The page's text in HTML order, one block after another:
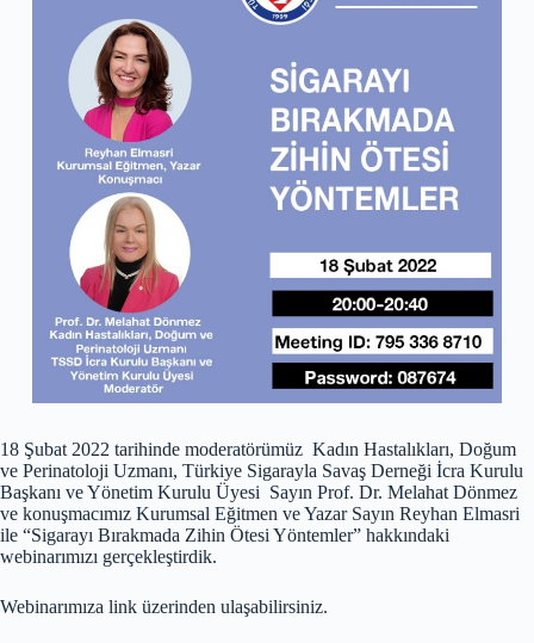
18 Şubat 2022 tarihinde moderatörümüz Kadın Hastalıkları, Doğum
ve Perinatoloji Uzmanı, Türkiye Sigarayla Savaş Derneği İcra Kurulu
Başkanı ve Yönetim Kurulu Üyesi Sayın Prof. Dr. Melahat Dönmez
ve konuşmacımız Kurumsal Eğitmen ve Yazar Sayın Reyhan Elmasri
ile “Sigarayı Bırakmada Zihin Ötesi Yöntemler” hakkındaki
webinarımızı gerçekleştirdik.
Webinarımıza link üzerinden ulaşabilirsiniz.